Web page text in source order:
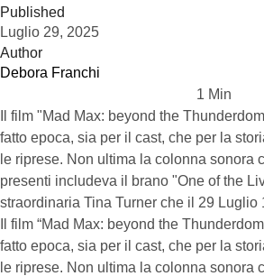
Published
Luglio 29, 2025
Author
Debora Franchi
1 Min
Il film "Mad Max: beyond the
fatto epoca, sia per il cast, che per la
le riprese. Non ultima la colonna sonora
presenti includeva il brano "One of the
straordinaria Tina Turner che il 29
Il film “Mad Max: beyond the
fatto epoca, sia per il cast, che per la
le riprese. Non ultima la colonna sonora